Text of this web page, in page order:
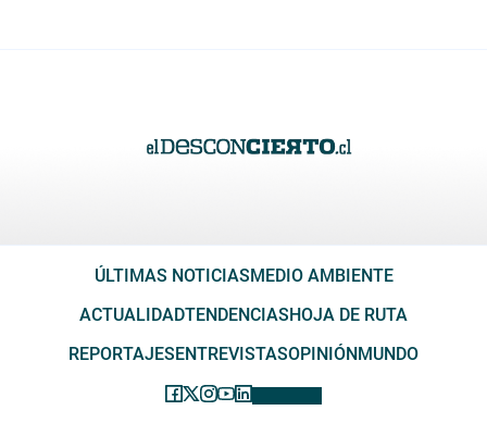
ÚLTIMAS NOTICIASMEDIO AMBIENTE
ACTUALIDADTENDENCIASHOJA DE RUTA
REPORTAJESENTREVISTASOPINIÓNMUNDO